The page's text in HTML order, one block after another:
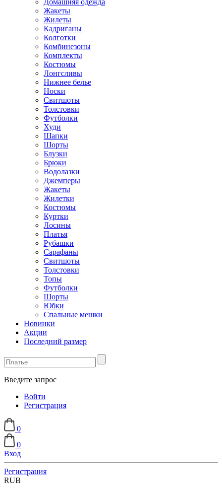
Жакеты
Жилеты
Кадриганы
Колготки
Комбинезоны
Комплекты
Костюмы
Лонгсливы
Нижнее белье
Носки
Свитшоты
Толстовки
Футболки
Худи
Шапки
Шорты
Блузки
Брюки
Водолазки
Джемперы
Жакеты
Жилетки
Костюмы
Куртки
Лосины
Платья
Рубашки
Сарафаны
Свитшоты
Толстовки
Топы
Футболки
Шорты
Юбки
Спальные мешки
Новинки
Акции
Последний размер
Введите запрос
Войти
Регистрация
0
0
Вход
Регистрация
RUB